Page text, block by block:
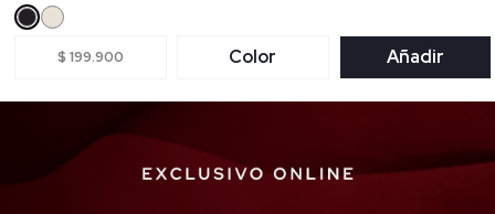
$ 199.900 Color Añadir